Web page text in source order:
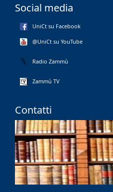
Social media
UniCt su Facebook
@UniCt su YouTube
Radio Zammù
Zammù TV
Contatti